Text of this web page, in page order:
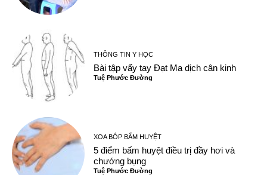
THÔNG TIN Y HỌC
Bài tập vẩy tay Đạt Ma dịch cân kinh
Tuệ Phước Đường
XOA BÓP BẤM HUYỆT
5 điểm bấm huyệt điều trị đầy hơi và
chướng bụng
Tuệ Phước Đường